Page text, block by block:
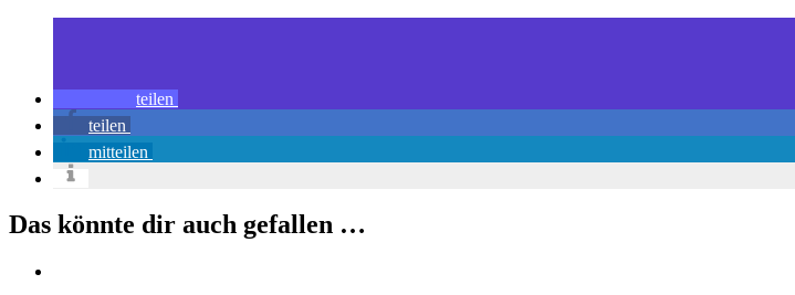
teilen
teilen
mitteilen
Das könnte dir auch gefallen …